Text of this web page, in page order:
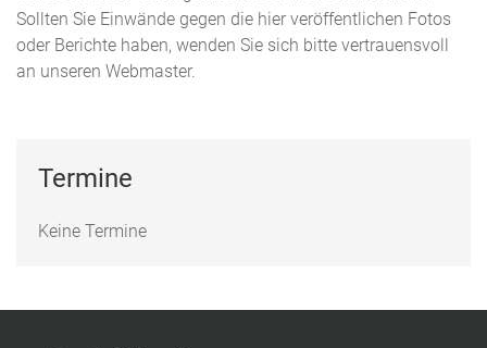
Sollten Sie Einwände gegen die hier veröffentlichen Fotos
oder Berichte haben, wenden Sie sich bitte vertrauensvoll
an unseren Webmaster.
Termine
Keine Termine